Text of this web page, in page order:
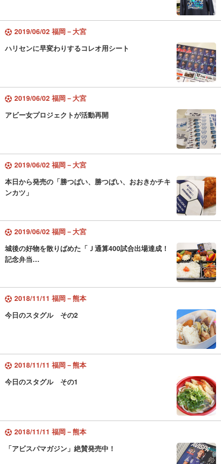
2019/06/02 福岡－大宮
ハリセンに早変わりするコレオ用シート
2019/06/02 福岡－大宮
アビー女プロジェクトが活動再開
2019/06/02 福岡－大宮
本日から発売の「勝つばい、勝つばい、おおきかチキ
ンカツ」
2019/06/02 福岡－大宮
城後の好物を散りばめた「Ｊ通算400試合出場達成！
記念弁当…
2018/11/11 福岡－熊本
今日のスタグル その2
2018/11/11 福岡－熊本
今日のスタグル その1
2018/11/11 福岡－熊本
「アビスパマガジン」絶賛発売中！